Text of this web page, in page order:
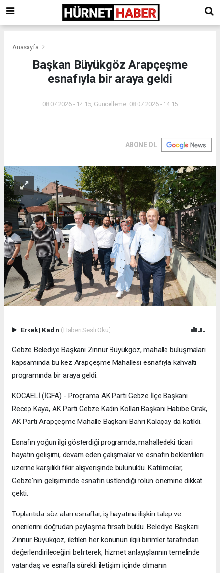
Anasayfa
Başkan Büyükgöz Arapçeşme
esnafıyla bir araya geldi
08.07.2026 - 14:15, Güncelleme: 08.07.2026 - 14:15
ABONE OL
Erkek| Kadın (Haberi Sesli Oku)
Gebze Belediye Başkanı Zinnur Büyükgöz, mahalle buluşmaları
kapsamında bu kez Arapçeşme Mahallesi esnafıyla kahvaltı
programında bir araya geldi.
KOCAELİ (İGFA) - Programa AK Parti Gebze İlçe Başkanı
Recep Kaya, AK Parti Gebze Kadın Kolları Başkanı Habibe Çırak,
AK Parti Arapçeşme Mahalle Başkanı Bahri Kalaçay da katıldı.
Esnafın yoğun ilgi gösterdiği programda, mahalledeki ticari
hayatın gelişimi, devam eden çalışmalar ve esnafın beklentileri
üzerine karşılıklı fikir alışverişinde bulunuldu. Katılımcılar,
Gebze'nin gelişiminde esnafın üstlendiği rolün önemine dikkat
çekti.
Toplantıda söz alan esnaflar, iş hayatına ilişkin talep ve
önerilerini doğrudan paylaşma fırsatı buldu. Belediye Başkanı
Zinnur Büyükgöz, iletilen her konunun ilgili birimler tarafından
değerlendirileceğini belirterek, hizmet anlayışlarının temelinde
vatandaş ve esnafla sürekli iletişim içinde olmanın